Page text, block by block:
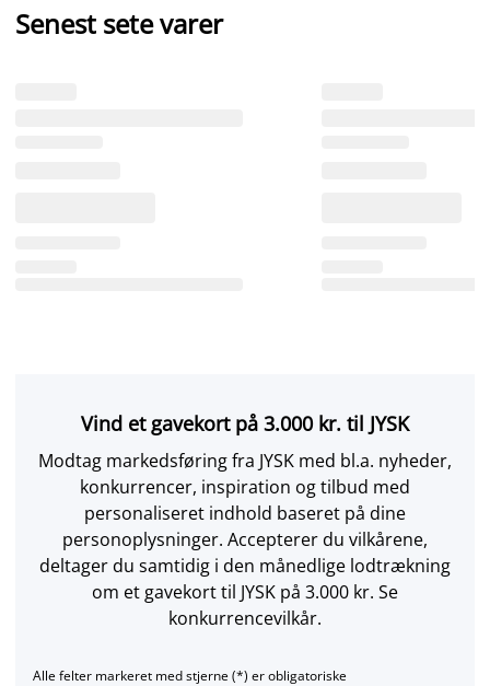
Senest sete varer
Vind et gavekort på 3.000 kr. til JYSK
Modtag markedsføring fra JYSK med bl.a. nyheder,
konkurrencer, inspiration og tilbud med
personaliseret indhold baseret på dine
personoplysninger. Accepterer du vilkårene,
deltager du samtidig i den månedlige lodtrækning
om et gavekort til JYSK på 3.000 kr. Se
konkurrencevilkår.
Alle felter markeret med stjerne (*) er obligatoriske